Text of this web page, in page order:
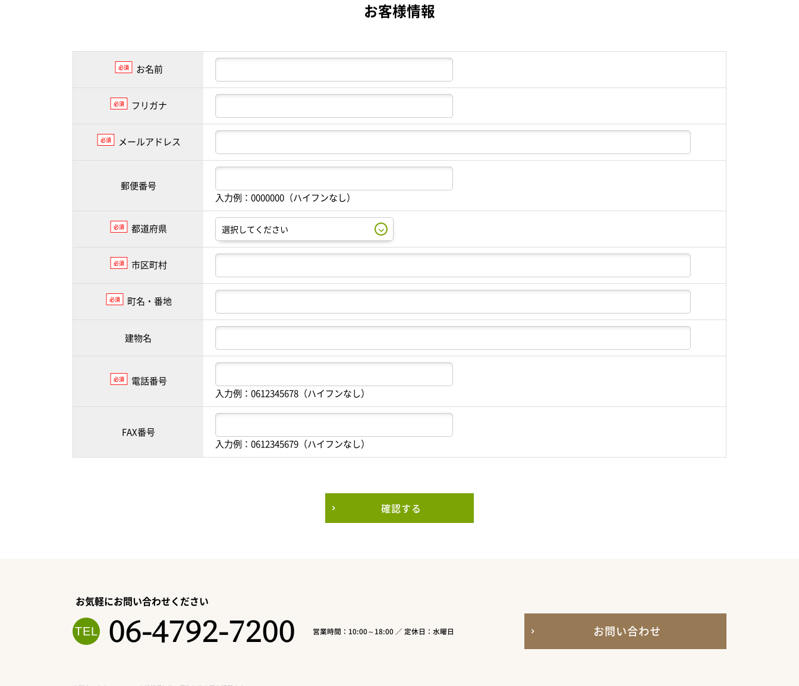
お客様情報
必須 お名前
必須 フリガナ
必須 メールアドレス
郵便番号
入力例：0000000（ハイフンなし）
必須 都道府県
必須 市区町村
必須 町名・番地
建物名
必須
電話番号
入力例：0612345678（ハイフンなし）
FAX番号
入力例：0612345679（ハイフンなし）
確認する
お気軽にお問い合わせください
06-4792-7200 営業時間：10:00～18:00 ／ 定休日：水曜日 お問い合わせ